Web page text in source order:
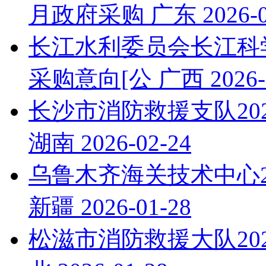
月政府采购 广东 2026-
长江水利委员会长江
采购意向[公 广西
长沙市消防救援支队
湖南 2026-02-24
乌鲁木齐海关技术中
新疆 2026-01-28
松滋市消防救援大队